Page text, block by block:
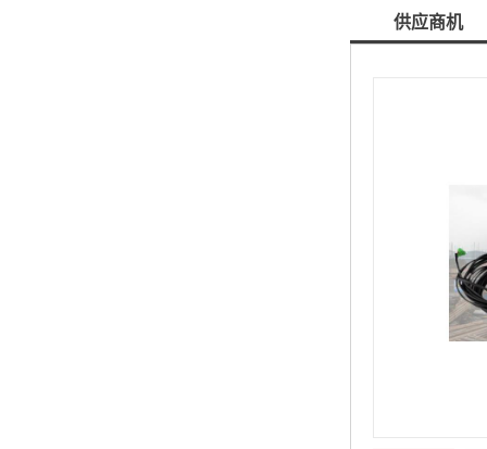
供应商机